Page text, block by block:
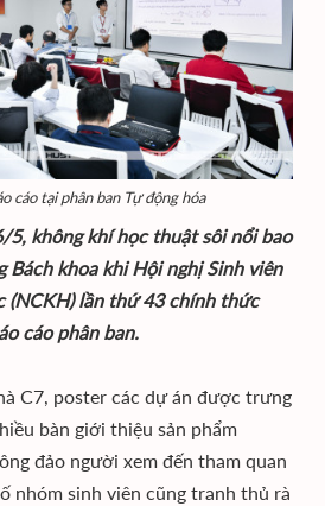
cáo tại phân ban Tự động hóa
5, không khí học thuật sôi nổi bao
Bách khoa khi Hội nghị Sinh viên
(NCKH) lần thứ 43 chính thức
cáo phân ban.
C7, poster các dự án được trưng
bàn giới thiệu sản phẩm
đảo người xem đến tham quan
nhóm sinh viên cũng tranh thủ rà